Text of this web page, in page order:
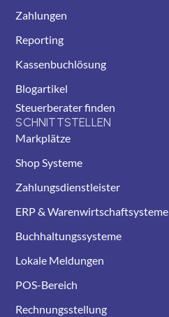
Zahlungen
Reporting
Kassenbuchlösung
Blogartikel
Steuerberater finden
SCHNITTSTELLEN
Markplätze
Shop Systeme
Zahlungsdienstleister
ERP & Warenwirtschaftsysteme
Buchhaltungssysteme
Lokale Meldungen
POS-Bereich
Rechnungsstellung